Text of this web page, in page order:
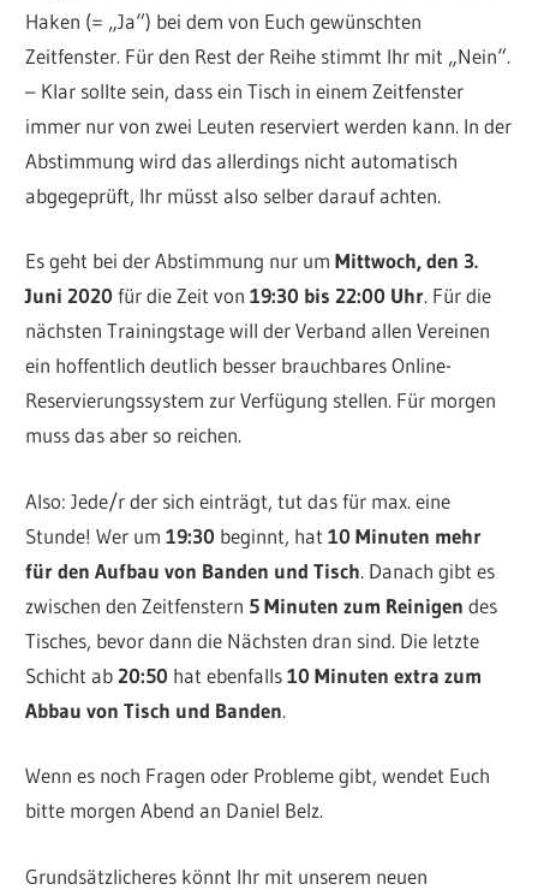
Haken (= „Ja“) bei dem von Euch gewünschten
Zeitfenster. Für den Rest der Reihe stimmt Ihr mit „Nein“.
– Klar sollte sein, dass ein Tisch in einem Zeitfenster
immer nur von zwei Leuten reserviert werden kann. In der
Abstimmung wird das allerdings nicht automatisch
abgegeprüft, Ihr müsst also selber darauf achten.
Es geht bei der Abstimmung nur umMittwoch, den 3.
Juni 2020 für die Zeit von19:30 bis 22:00 Uhr. Für die
nächsten Trainingstage will der Verband allen Vereinen
ein hoffentlich deutlich besser brauchbares Online-
Reservierungssystem zur Verfügung stellen. Für morgen
muss das aber so reichen.
Also: Jede/r der sich einträgt, tut das für max. eine
Stunde! Wer um19:30 beginnt, hat10 Minuten mehr
für den Aufbau von Banden und Tisch. Danach gibt es
zwischen den Zeitfenstern 5 Minuten zum Reinigen des
Tisches, bevor dann die Nächsten dran sind. Die letzte
Schicht ab20:50 hat ebenfalls10 Minuten extra zum
Abbau von Tisch und Banden.
Wenn es noch Fragen oder Probleme gibt, wendet Euch
bitte morgen Abend an Daniel Belz.
Grundsätzlicheres könnt Ihr mit unserem neuen